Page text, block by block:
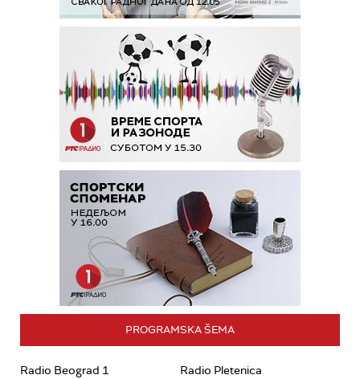
PROGRAMSKA ŠEMA
Radio Beograd 1 Radio Pletenica